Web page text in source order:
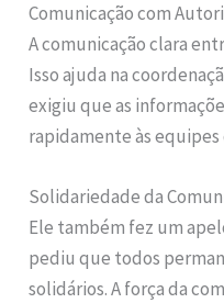
Comunicação com
A comunicação clara
Isso ajuda na
exigiu que as
rapidamente às equipes
Solidariedade da
Ele também fez um
pediu que todos
solidários. A força da